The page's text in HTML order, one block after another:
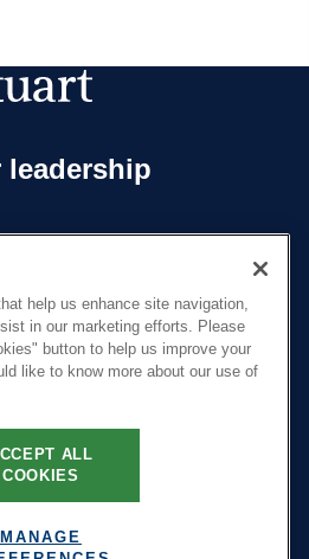
help us enhance site navigation,
in our marketing efforts. Please
button to help us improve your
like to know more about our use of
ALL
COOKIES
MANAGE